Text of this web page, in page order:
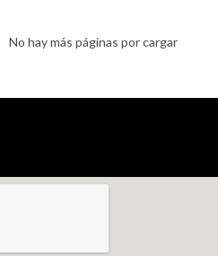
No hay más páginas por cargar